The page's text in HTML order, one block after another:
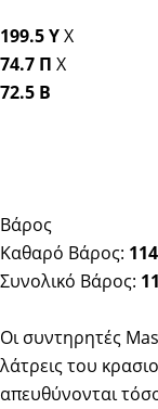
199.5 YΧ
74.7 Π Χ
72.5 Β
Βάρος
Καθαρό Βάρος: 114
Συνολικό Βάρος:
Οι συντηρητές
λάτρεις του
απευθύνονται